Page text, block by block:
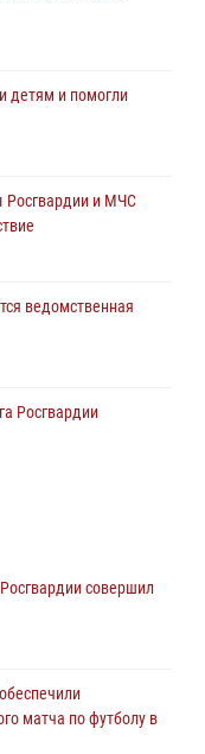
детям и помогли
Росгвардии и МЧС
ведомственная
Росгвардии
подготовке для
туризма и
совершил
матча по футболу в